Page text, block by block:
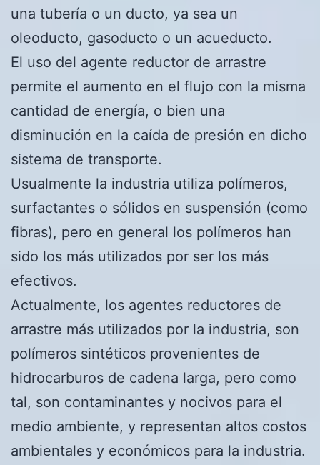
una tubería o un ducto, ya sea un
oleoducto, gasoducto o un acueducto.
El uso del agente reductor de arrastre
permite el aumento en el flujo con la misma
cantidad de energía, o bien una
disminución en la caída de presión en dicho
sistema de transporte.
Usualmente la industria utiliza polímeros,
surfactantes o sólidos en suspensión (como
fibras), pero en general los polímeros han
sido los más utilizados por ser los más
efectivos.
Actualmente, los agentes reductores de
arrastre más utilizados por la industria, son
polímeros sintéticos provenientes de
hidrocarburos de cadena larga, pero como
tal, son contaminantes y nocivos para el
medio ambiente, y representan altos costos
ambientales y económicos para la industria.